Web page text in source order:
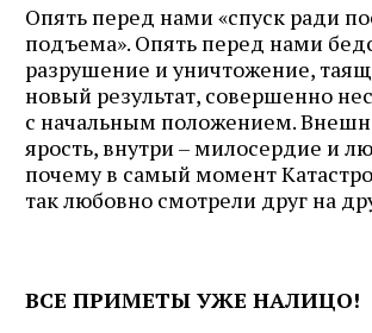
Опять перед нами «спуск ради
подъема». Опять перед нами
разрушение и уничтожение,
новый результат, совершенно
с начальным положением.
ярость, внутри – милосердие и
почему в самый момент
так любовно смотрели друг на
ВСЕ ПРИМЕТЫ УЖЕ НАЛИЦО!